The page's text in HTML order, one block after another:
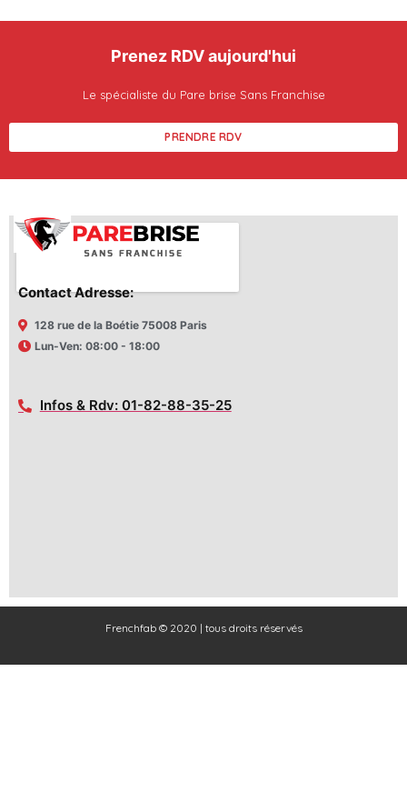
Prenez RDV aujourd'hui
Le spécialiste du Pare brise Sans Franchise
PRENDRE RDV
Contact Adresse:
128 rue de la Boétie 75008 Paris
Lun-Ven: 08:00 - 18:00
Infos & Rdv: 01-82-88-35-25
Frenchfab © 2020 | tous droits réservés